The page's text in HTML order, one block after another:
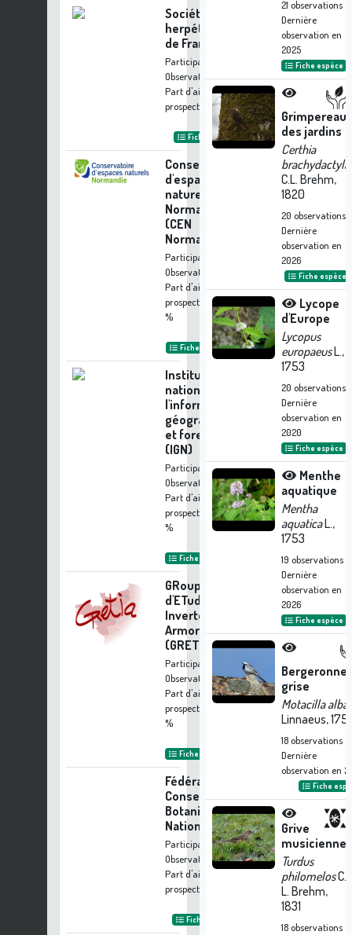
Société
herpétologique
de France
Participation à 12
Observations
Part d'aide à la
prospection :0.23 %
Fiche organisme
Conservatoire
d'espaces
naturels de
Normandie
(CEN
Normandie)
Participation à 12
Observations
Part d'aide à la
prospection :
%
Fiche organisme
Institut
national de
l'information
géographique
et forestière
(IGN)
Participation à 12
Observations
Part d'aide à la
prospection :0.23
%
Fiche organisme
GRoupe
d'ETude des
Invertébrés
Armoricains
(GRETIA)
Participation à 12
Observations
Part d'aide à la
prospection :
%
Fiche organisme
Fédération des
Conservatoires
Botaniques
Nationaux
Participation à 9
Observations
Part d'aide à la
prospection :
Fiche organisme
21 observations
Dernière
observation en
2025
Fiche espèce
Grimpereau
des jardins
Certhia
brachydactyla
C.L. Brehm,
1820
20 observations
Dernière
observation en
2026
Fiche espèce
Lycope
d'Europe
Lycopus
europaeusL.,
1753
20 observations
Dernière
observation en
2020
Fiche espèce
Menthe
aquatique
Mentha
aquaticaL.,
1753
19 observations
Dernière
observation en
2026
Fiche espèce
grise
Motacilla alba
Linnaeus,
18observations
Dernière
observation en
Fiche
Grive
musicienne
Turdus
philomelosC.
L. Brehm,
1831
18observations